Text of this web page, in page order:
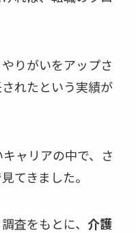
りがいをアップさ
れたという実績が
ャリアの中で、さ
てきました。
査をもとに、 介護